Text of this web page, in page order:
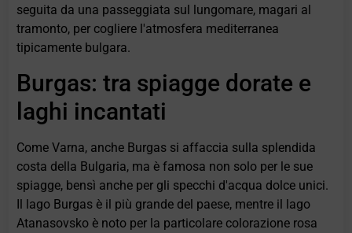
seguita da una passeggiata sul lungomare, magari al
tramonto, per cogliere l'atmosfera mediterranea
tipicamente bulgara.
Burgas: tra spiagge dorate e
laghi incantati
Come Varna, anche Burgas si affaccia sulla splendida
costa della Bulgaria, ma è famosa non solo per le sue
spiagge, bensì anche per gli specchi d'acqua dolce unici.
Il lago Burgas è il più grande del paese, mentre il lago
Atanasovsko è noto per la particolare colorazione rosa